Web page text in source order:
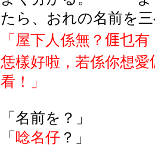
たら、おれの名前を
「屋下人係無？ 𠊎乜有
恁樣好啦，若係你想愛
看！
」
「名前を？」
「 唸名仔 ？」